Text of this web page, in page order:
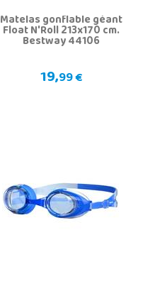
Matelas gonflable géant
Float N'Roll 213x170 cm.
Bestway 44106
19,99 €